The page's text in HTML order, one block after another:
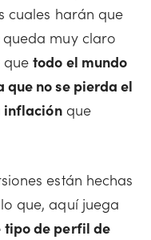
cuales harán que
muy claro
quetodo el mundo
no se pierda el
inflaciónque
están hechas
que, aquí juega
tipo de perfil de